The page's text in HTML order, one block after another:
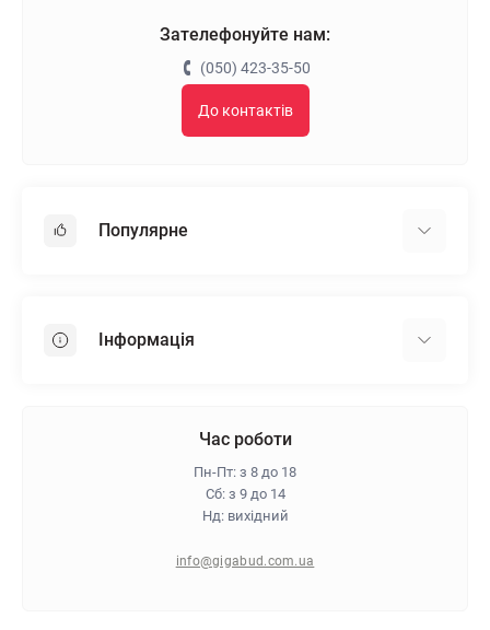
Зателефонуйте нам:
(050) 423-35-50
До контактів
Популярне
Пінопласт
Інформація
Гарантія та повернення
Політика конфіденційності
Час роботи
Пн-Пт: з 8 до 18
Сб: з 9 до 14
Нд: вихідний
info@gigabud.com.ua